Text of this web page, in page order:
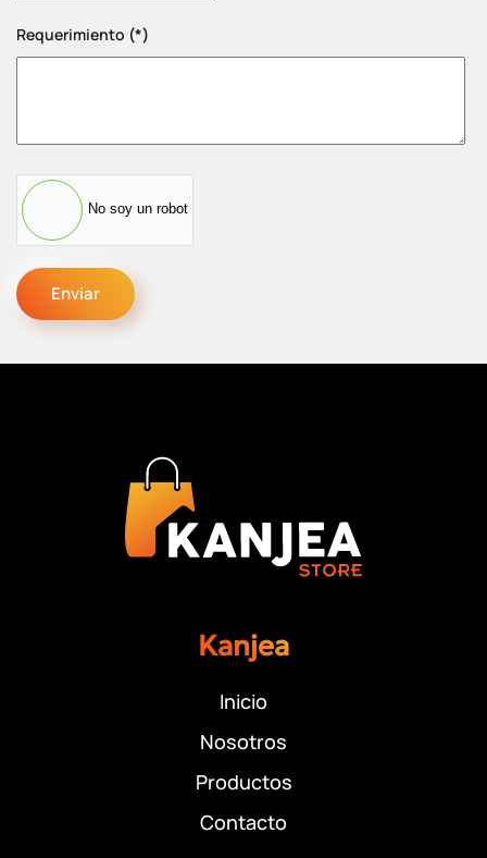
Requerimiento (*)
No soy un robot
Enviar
Kanjea
Inicio
Nosotros
Productos
Contacto